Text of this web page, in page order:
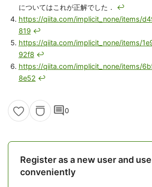
についてはこれが正解でした． ↩
https://qiita.com/implicit_none/items/
819 ↩
https://qiita.com/implicit_none/items/
92f8 ↩
https://qiita.com/implicit_none/items/
8e52 ↩
comment0
Register as a new user and
conveniently